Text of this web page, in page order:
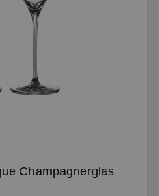
Champagnerglas